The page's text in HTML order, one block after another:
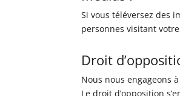
Si vous téléversez des
personnes visitant
Droit
Nous nous engageons
Le droit d’opposition